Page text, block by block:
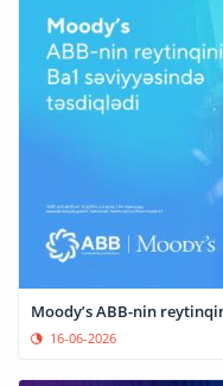
Moody’s ABB-nin
16-06-2026